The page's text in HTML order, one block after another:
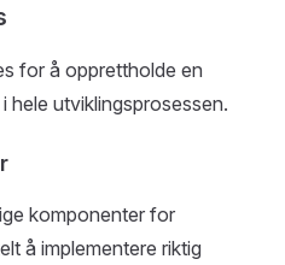
for å opprettholde en
hele utviklingsprosessen.
komponenter for
å implementere riktig